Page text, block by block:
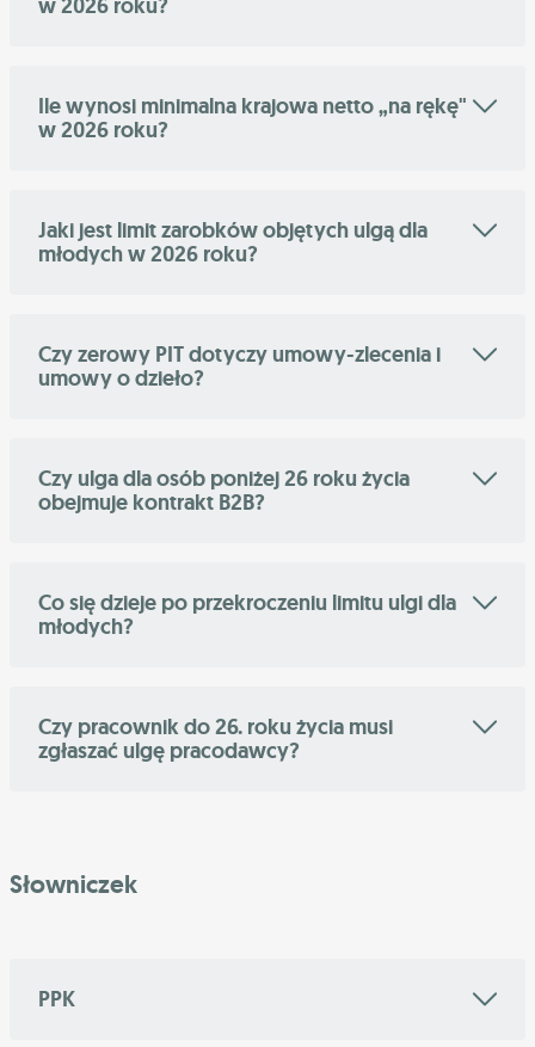
w 2026 roku?
Ile wynosi minimalna krajowa netto „na rękę"
w 2026 roku?
Jaki jest limit zarobków objętych ulgą dla
młodych w 2026 roku?
Czy zerowy PIT dotyczy umowy-zlecenia i
umowy o dzieło?
Czy ulga dla osób poniżej 26 roku życia
obejmuje kontrakt B2B?
Co się dzieje po przekroczeniu limitu ulgi dla
młodych?
Czy pracownik do 26. roku życia musi
zgłaszać ulgę pracodawcy?
Słowniczek
PPK